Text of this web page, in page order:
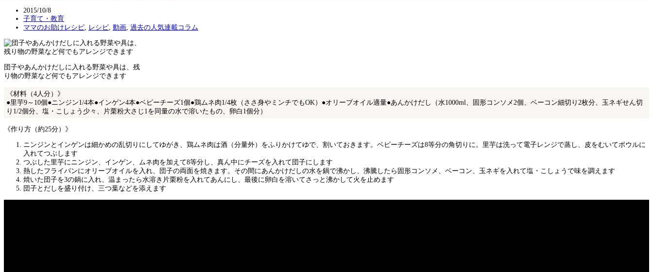
2015/10/8
子育て・教育
ママのお助けレシピ
レシピ 動画 過去の人気連載コラム
団子やあんかけだしに入れる野菜や具は、残
り物の野菜など何でもアレンジできます
《材料（4人分）》
●里芋9～10個●ニンジン1/4本●インゲン4本●ベビーチーズ1個●鶏ムネ肉1/4枚（ささ身やミンチでもOK）●オリーブオイル適量●あんかけだし（水1000ml、固形コンソメ2個、ベーコン細切り2枚分、玉ネギせん切
り1/2個分、塩・こしょう少々、片栗粉大さじ1を同量の水で溶いたもの、卵白1個分）
《作り方（約25分）》
ニンジンとインゲンは細かめの乱切りにしてゆがき、鶏ムネ肉は酒（分量外）をふりかけてゆで、割いておきます。ベビーチーズは8等分の角切りに。里芋は洗って電子レンジで蒸し、皮をむいてボウルに
入れてつぶします
つぶした里芋にニンジン、インゲン、ムネ肉を加えて8等分し、真ん中にチーズを入れて団子にします
熱したフライパンにオリーブオイルを入れ、団子の両面を焼きます。その間にあんかけだしの水を鍋で沸かし、沸騰したら固形コンソメ、ベーコン、玉ネギを入れて塩・こしょうで味を調えます
焼いた団子を3の鍋に入れ、温まったら水溶き片栗粉を入れてあんにし、最後に卵白を溶いてさっと沸かして火を止めます
団子とだしを盛り付け、三つ葉などを添えます